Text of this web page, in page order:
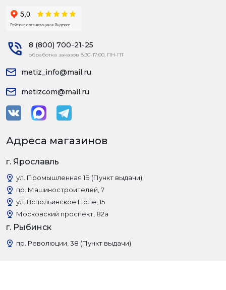
8 (800) 700-21-25
обработка заказов 8:30-17:00, ПН-ПТ
metiz_info@mail.ru
metizcom@mail.ru
Адреса магазинов
г. Ярославль
ул. Промышленная 1Б (Пункт выдачи)
пр. Машиностроителей, 7
ул. Вспольинское Поле, 15
Московский проспект, 82а
г. Рыбинск
пр. Революции, 38 (Пункт выдачи)